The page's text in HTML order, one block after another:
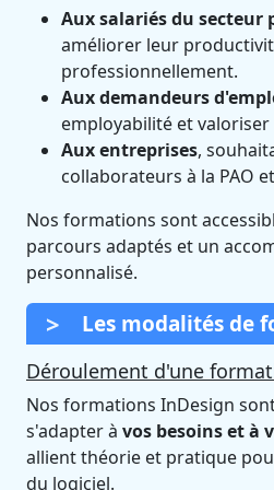
Aux salariés du secteur
améliorer leur
professionnellement.
Aux demandeurs
employabilité et valoriser
Aux entreprises,
collaborateurs à la PAO
Nos formations sont
parcours adaptés et un
personnalisé.
Les modalités de
Déroulement d'une
Nos formations InDesign
s'adapter à vos besoins et à
allient théorie et pratique
du logiciel.